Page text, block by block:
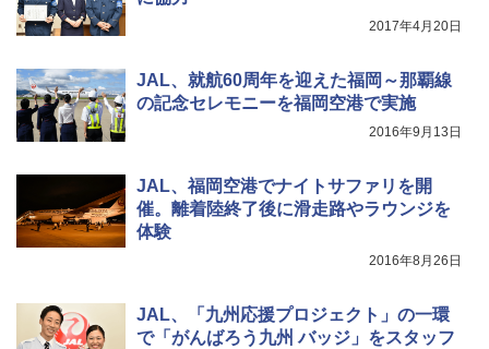
2017年4月20日
JAL、就航60周年を迎えた福岡～那覇線
の記念セレモニーを福岡空港で実施
2016年9月13日
JAL、福岡空港でナイトサファリを開
催。離着陸終了後に滑走路やラウンジを
体験
2016年8月26日
JAL、「九州応援プロジェクト」の一環
で「がんばろう九州 バッジ」をスタッフ